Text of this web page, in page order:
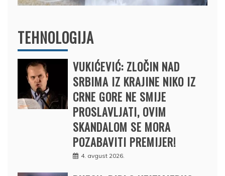
TEHNOLOGIJA
VUKIĆEVIĆ: ZLOČIN NAD
SRBIMA IZ KRAJINE NIKO IZ
CRNE GORE NE SMIJE
PROSLAVLJATI, OVIM
SKANDALOM SE MORA
POZABAVITI PREMIJER!
4. avgust 2026.